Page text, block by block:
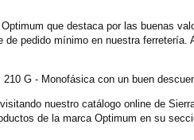
que destaca por las buenas
pedido mínimo en nuestra ferretería.
G - Monofásica con un buen
nuestro catálogo online de
de la marca Optimum en su